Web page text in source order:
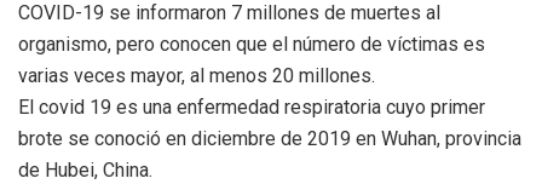
COVID-19 se informaron 7 millones de muertes al
organismo, pero conocen que el número de víctimas es
varias veces mayor, al menos 20 millones.
El covid 19 es una enfermedad respiratoria cuyo primer
brote se conoció en diciembre de 2019 en Wuhan, provincia
de Hubei, China.